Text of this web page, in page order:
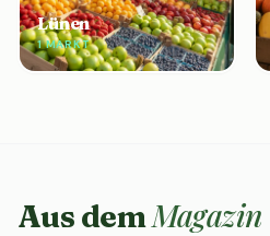
Lünen
1 MARKT
Aus demMagazin